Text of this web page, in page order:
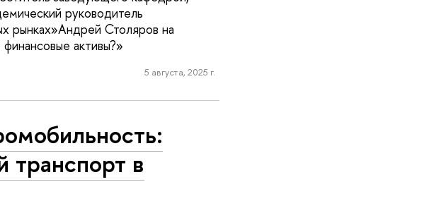
руководитель
рынках»Андрей Столяров на
активы?»
5 августа, 2025 г.
транспорт в